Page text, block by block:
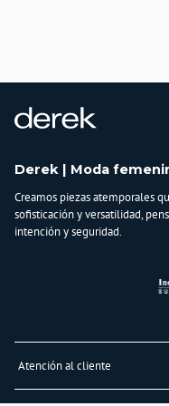
Cuidado y Lavado
Composición:
76%rayón-21%nylon-
Derek | Moda
Creamos piezas atemporales
sofisticación y versatilidad,
intención y seguridad.
Atención al cliente